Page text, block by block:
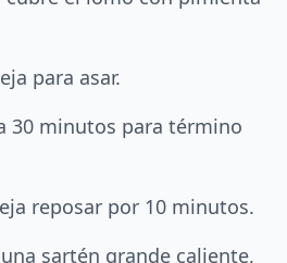
para asar.
30 minutos para término
reposar por 10 minutos.
sartén grande caliente,